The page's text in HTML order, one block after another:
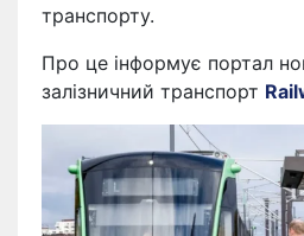
транспорту.
Про це інформує портал
залізничний транспорт